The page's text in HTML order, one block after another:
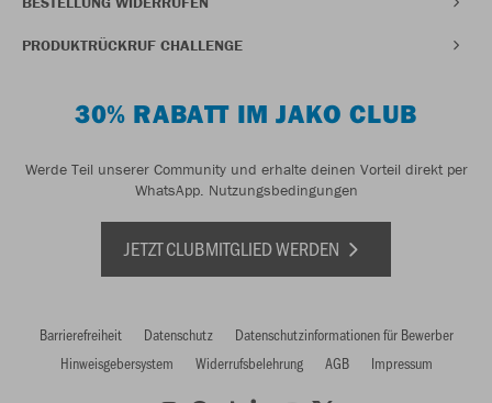
PRODUKTRÜCKRUF CHALLENGE
30% RABATT IM JAKO CLUB
Werde Teil unserer Community und erhalte deinen Vorteil direkt per
WhatsApp. Nutzungsbedingungen
JETZT CLUBMITGLIED WERDEN
Barrierefreiheit Datenschutz
Datenschutzinformationen für Bewerber
Hinweisgebersystem
Widerrufsbelehrung AGB Impressum